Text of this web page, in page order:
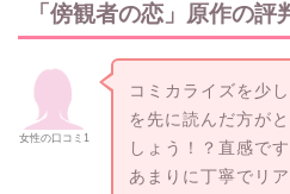
「傍観者の恋」原作の評
女性の口コミ1
コミカライズを少
を先に読んだ方が
しょう！？直感で
あまりに丁寧でリ